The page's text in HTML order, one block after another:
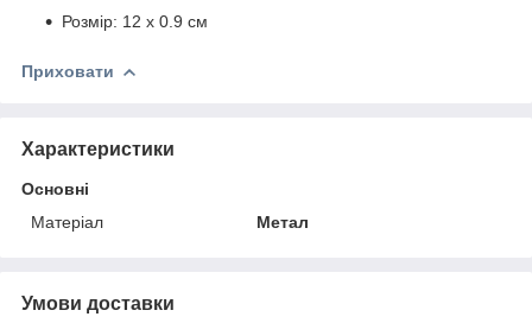
Розмір: 12 х 0.9 см
Приховати
Характеристики
Основні
Матеріал
Метал
Умови доставки